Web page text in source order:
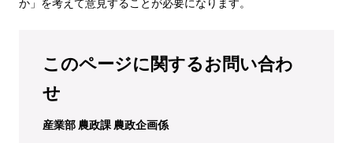
か」を考えて意見することが必要になります。
このページに関するお問い合わ
せ
産業部 農政課 農政企画係